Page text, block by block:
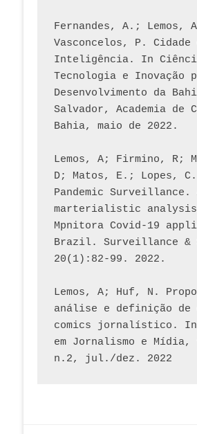
Fernandes, A.; Lemos,
Vasconcelos, P. Cidade
Inteligência. In
Tecnologia e Inovação
Desenvolvimento da
Salvador, Academia de
Bahia, maio de 2022.
Lemos, A; Firmino, R;
D; Matos, E.; Lopes, C.
Pandemic Surveillance.
marterialistic
Mpnitora Covid-19
Brazil. Surveillance &
20(1):82-99. 2022.
Lemos, A; Huf, N.
análise e definição de
comics jornalístico. In
em Jornalismo e
n.2, jul./dez. 2022